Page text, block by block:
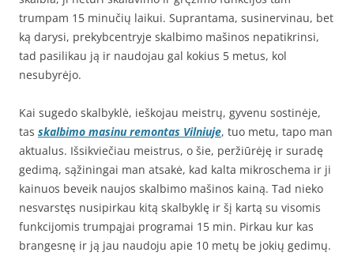
trumpam 15 minučių laikui. Suprantama, susinervinau, bet
ką darysi, prekybcentryje skalbimo mašinos nepatikrinsi,
tad pasilikau ją ir naudojau gal kokius 5 metus, kol
nesubyrėjo.
Kai sugedo skalbyklė, ieškojau meistrų, gyvenu sostinėje,
tas skalbimo masinu remontas Vilniuje, tuo metu, tapo man
aktualus. Išsikviečiau meistrus, o šie, peržiūrėję ir suradę
gedimą, sąžiningai man atsakė, kad kalta mikroschema ir ji
kainuos beveik naujos skalbimo mašinos kainą. Tad nieko
nesvarstęs nusipirkau kitą skalbyklę ir šį kartą su visomis
funkcijomis trumpąjai programai 15 min. Pirkau kur kas
brangesnę ir ją jau naudoju apie 10 metų be jokių gedimų.